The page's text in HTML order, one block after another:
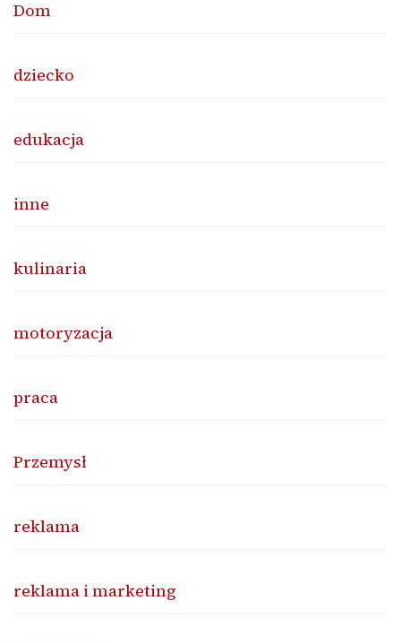
Dom
dziecko
edukacja
inne
kulinaria
motoryzacja
praca
Przemysł
reklama
reklama i marketing